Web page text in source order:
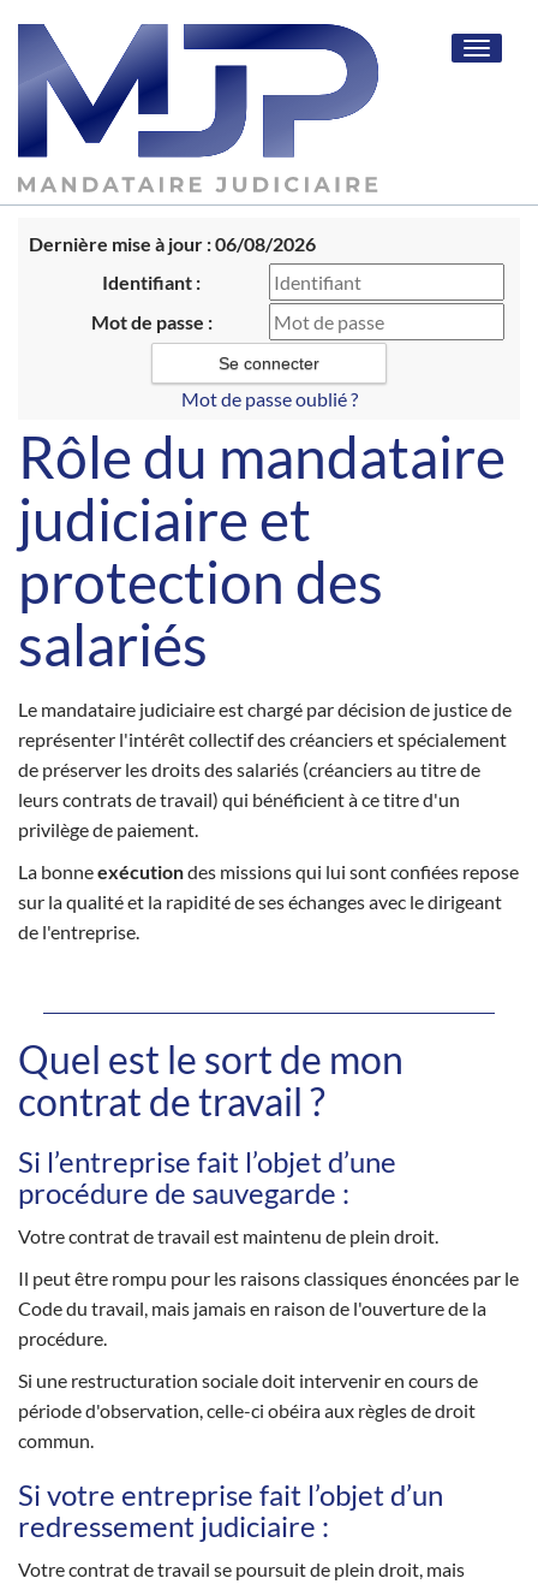
Toggle
Dernière mise à jour : 06/08/2026
Identifiant :
Mot de passe :
Mot de passe oublié ?
Rôle du mandataire
judiciaire et
protection des
salariés
Le mandataire judiciaire est chargé par décision de justice de
représenter l'intérêt collectif des créanciers et spécialement
de préserver les droits des salariés (créanciers au titre de
leurs contrats de travail) qui bénéficient à ce titre d'un
privilège de paiement.
La bonneexécutiondes missions qui lui sont confiées repose
sur la qualité et la rapidité de ses échanges avec le dirigeant
de l'entreprise.
Quel est le sort de mon
contrat de travail ?
Si l’entreprise fait l’objet d’une
procédure de sauvegarde :
Votre contrat de travail est maintenu de plein droit.
Il peut être rompu pour les raisons classiques énoncées par le
Code du travail, mais jamais en raison de l'ouverture de la
procédure.
Si une restructuration sociale doit intervenir en cours de
période d'observation, celle-ci obéira aux règles de droit
commun.
Si votre entreprise fait l’objet d’un
redressement judiciaire :
Votre contrat de travail se poursuit de plein droit, mais